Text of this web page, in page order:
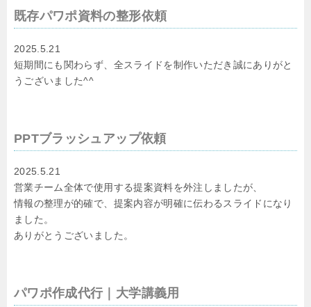
既存パワポ資料の整形依頼
2025.5.21
短期間にも関わらず、全スライドを制作いただき誠にありがと
うございました^^
PPTブラッシュアップ依頼
2025.5.21
営業チーム全体で使用する提案資料を外注しましたが、
情報の整理が的確で、提案内容が明確に伝わるスライドになり
ました。
ありがとうございました。
パワポ作成代行｜大学講義用